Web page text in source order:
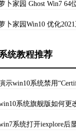
卜家园 Ghost Win7 64
卜家园Win10 优化
统教程推荐
示win10系统禁用
系统旗舰版如何
系统打开iexplore后